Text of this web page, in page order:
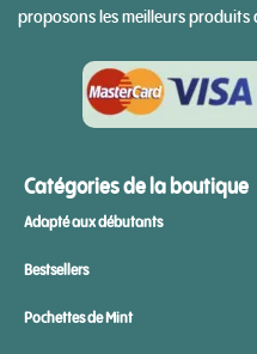
proposons les meilleurs produits
Catégories de la boutique
Adapté aux débutants
Bestsellers
Pochettes de Mint